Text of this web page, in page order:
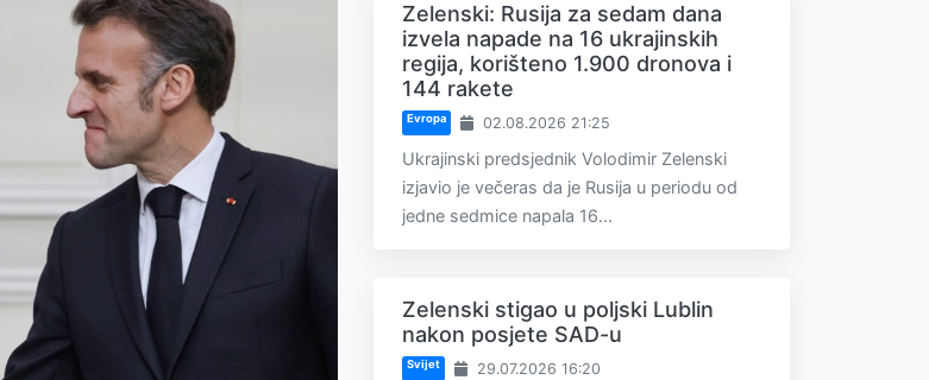
Zelenski: Rusija za sedam dana
izvela napade na 16 ukrajinskih
regija, korišteno 1.900 dronova i
144 rakete
Evropa 02.08.2026 21:25
Ukrajinski predsjednik Volodimir Zelenski
izjavio je večeras da je Rusija u periodu od
jedne sedmice napala 16...
Zelenski stigao u poljski Lublin
nakon posjete SAD-u
Svijet 29.07.2026 16:20